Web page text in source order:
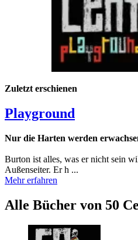
Zuletzt erschienen
Playground
Nur die Harten werden
Burton ist alles, was er nicht sein
Außenseiter. Er h ...
Mehr erfahren
Alle Bücher von 50